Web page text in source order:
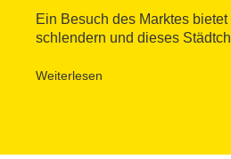
Ein Besuch des Marktes
schlendern und dieses
Garrotxa, der seit 1982 durch
Weiterlesen